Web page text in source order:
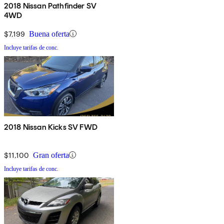
2018 Nissan Pathfinder SV
4WD
$7,199 Buena oferta
Incluye tarifas de conc.
2018 Nissan Kicks SV FWD
$11,100 Gran oferta
Incluye tarifas de conc.